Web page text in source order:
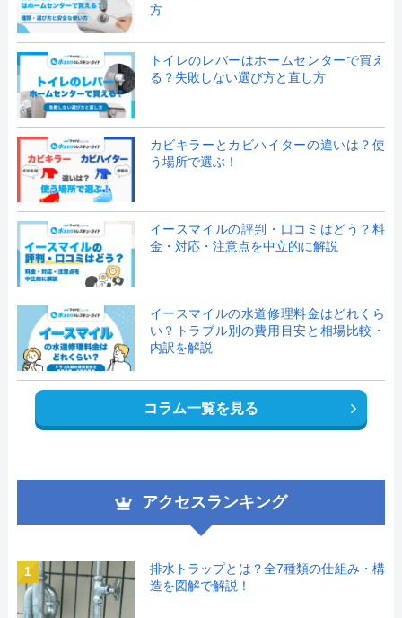
方
トイレのレバーはホームセンターで買え
る？失敗しない選び方と直し方
カビキラーとカビハイターの違いは？使
う場所で選ぶ！
イースマイルの評判・口コミはどう？料
金・対応・注意点を中立的に解説
イースマイルの水道修理料金はどれくら
い？トラブル別の費用目安と相場比較・
内訳を解説
コラム一覧を見る
アクセスランキング
1
排水トラップとは？全7種類の仕組み・構
造を図解で解説！